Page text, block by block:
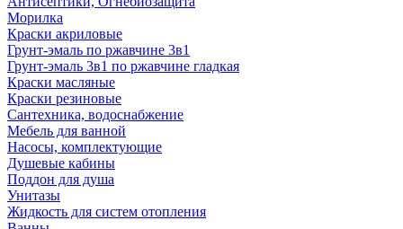
Морилка
Краски акриловые
Грунт-эмаль по ржавчине 3в1
Грунт-эмаль 3в1 по ржавчине гладкая
Краски масляные
Краски резиновые
Сантехника, водоснабжение
Мебель для ванной
Насосы, комплектующие
Душевые кабины
Поддон для душа
Унитазы
Жидкость для систем отопления